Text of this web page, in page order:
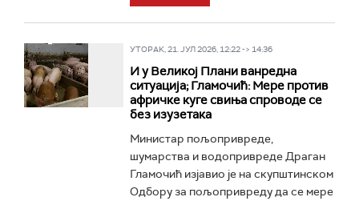
УТОРАК, 21. ЈУЛ 2026, 12:22 -> 14:36
И у Великој Плани ванредна
ситуација; Гламочић: Мере против
афричке куге свиња спроводе се
без изузетака
Министар пољопривреде,
шумарства и водопривреде Драган
Гламочић изјавио је на скупштинском
Одбору за пољопривреду да се мере